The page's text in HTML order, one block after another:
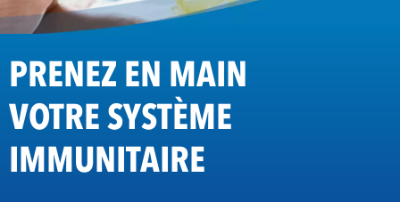
PRENEZ EN MAIN
VOTRE SYSTÈME
IMMUNITAIRE